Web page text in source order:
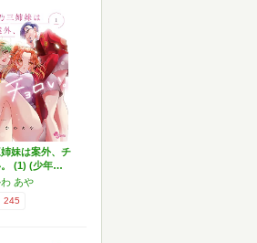
妹は案外、チ
。 (1) (少年…
あや
245